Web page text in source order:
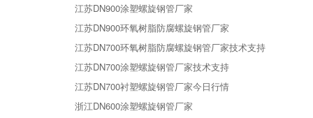
江苏DN900涂塑螺旋钢管厂家
江苏DN900环氧树脂防腐螺旋钢管厂家
江苏DN700环氧树脂防腐螺旋钢管厂家技术支持
江苏DN700涂塑螺旋钢管厂家技术支持
江苏DN700衬塑螺旋钢管厂家今日行情
浙江DN600涂塑螺旋钢管厂家